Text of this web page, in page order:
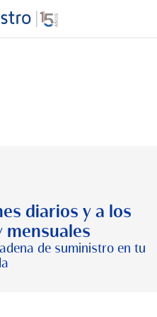
PROTAGONISTAS
diarios y a los
mensuales
de suministro en tu